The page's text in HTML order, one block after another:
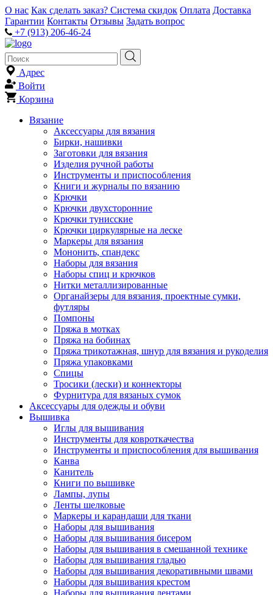
О нас Как сделать заказ? Система скидок Оплата Доставка
Гарантии Контакты Отзывы Задать вопрос
+7 (913) 206-46-24
Адрес
Войти
Корзина
Вязание
Аксессуары для вязания
Бирки, нашивки
Заготовки для вязания
Изделия ручной работы
Инструменты и приспособления
Книги и журналы по вязанию
Крючки
Крючки двухсторонние
Крючки тунисские
Крючки циркулярные на леске
Маркеры для вязания
Мононить, спандекс
Наборы для вязания
Наборы спиц и крючков
Нитки металлизированные
Органайзеры для вязания, проектные сумки,
футляры
Помпоны
Пряжа в мотках
Пряжа на бобинах
Пряжа трикотажная, шнур для вязания и рукоделия
Пряжа упаковками
Спицы
Тросики (лески) и коннекторы
Фурнитура для вязаных сумок
Аксессуары для одежды и обуви
Вышивка
Иглы для вышивания
Инструменты для ковроткачества
Инструменты и приспособления для вышивания
Канва
Канитель
Книги по вышивке
Лампы, лупы
Ленты шелковые
Маркеры и карандаши для ткани
Наборы для вышивания
Наборы для вышивания бисером
Наборы для вышивания в смешанной технике
Наборы для вышивания гладью
Наборы для вышивания декоративными швами
Наборы для вышивания крестом
Наборы для вышивания лентами